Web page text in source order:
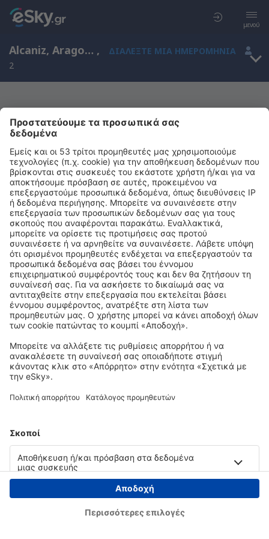
μενού
Alcaniz, Aragon, Ισπανία ,
ΔΙΑΛΈΞΤΕ ΜΙΑ ΗΜΕΡΟΜΗΝΊΑ
2
Μας συγχωρείτε, δεν υπάρχουν
αποτελέσματα για την αναζήτησή σας
Προσπαθήστε να κάνετε αναζήτηση με διαφορετικά κριτήρια
Copyright © eSky.gr. Με την επιφύλαξη παντός νομίμου δικαιώματος.